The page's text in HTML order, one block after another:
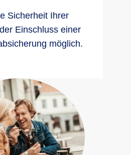
Sicherheit Ihrer
Einschluss einer
möglich.